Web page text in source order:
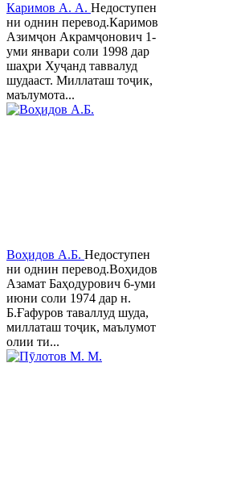
Каримов А. А. Недоступен
ни однин перевод.Каримов
Азимҷон Акрамҷонович 1-
уми январи соли 1998 дар
шаҳри Хуҷанд таввалуд
шудааст. Миллаташ тоҷик,
маълумота...
Воҳидов А.Б. Недоступен
ни однин перевод.Воҳидов
Азамат Баҳодурович 6-уми
июни соли 1974 дар н.
Б.Ғафуров таваллуд шуда,
миллаташ тоҷик, маълумот
олии ти...